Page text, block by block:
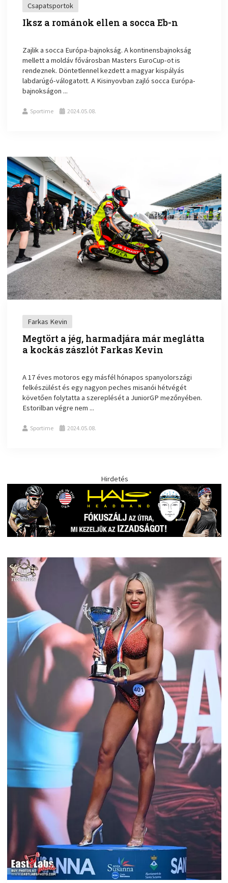
Csapatsportok
Iksz a románok ellen a socca Eb-n
Zajlik a socca Európa-bajnokság. A kontinensbajnokság
mellett a moldáv fővárosban Masters EuroCup-ot is
rendeznek. Döntetlennel kezdett a magyar kispályás
labdarúgó-válogatott. A Kisinyovban zajló socca Európa-
bajnokságon ...
Sportime 2024.05.08.
Farkas Kevin
Megtört a jég, harmadjára már meglátta
a kockás zászlót Farkas Kevin
A 17 éves motoros egy másfél hónapos spanyolországi
felkészülést és egy nagyon peches misanói hétvégét
követően folytatta a szereplését a JuniorGP mezőnyében.
Estorilban végre nem ...
Sportime 2024.05.08.
Hirdetés